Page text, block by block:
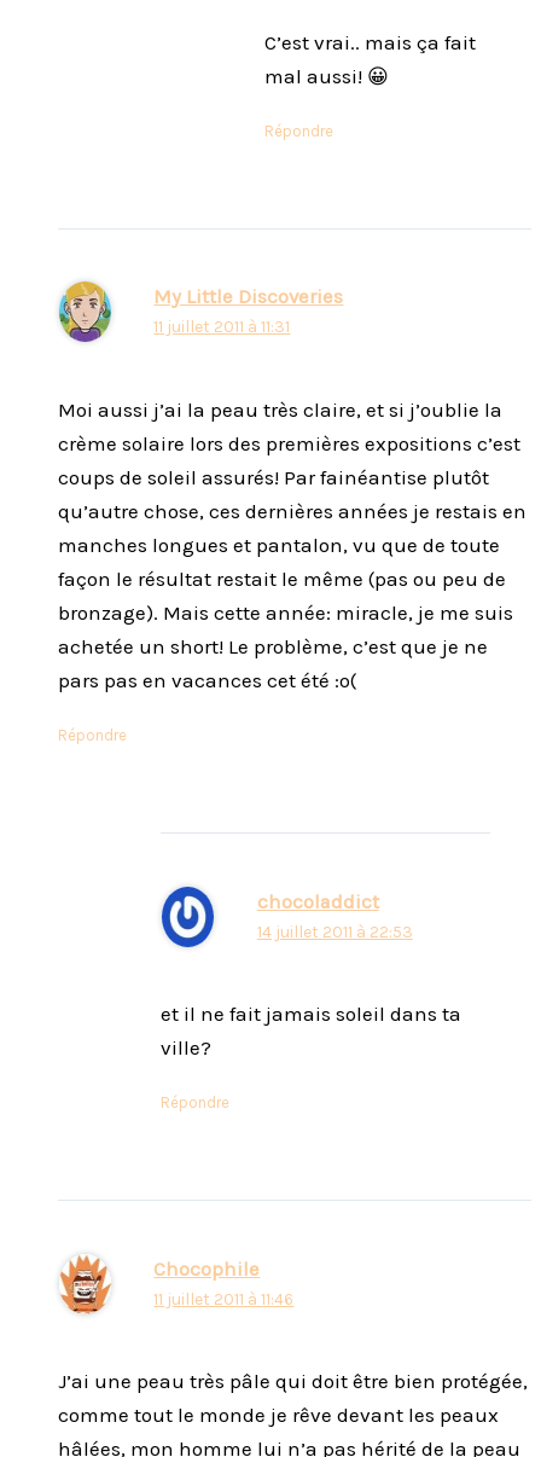
C’est vrai.. mais ça fait
mal aussi! 😀
Répondre
My Little Discoveries
11 juillet 2011 à 11:31
Moi aussi j’ai la peau très claire, et si j’oublie la
crème solaire lors des premières expositions c’est
coups de soleil assurés! Par fainéantise plutôt
qu’autre chose, ces dernières années je restais en
manches longues et pantalon, vu que de toute
façon le résultat restait le même (pas ou peu de
bronzage). Mais cette année: miracle, je me suis
achetée un short! Le problème, c’est que je ne
pars pas en vacances cet été :o(
Répondre
chocoladdict
14 juillet 2011 à 22:53
et il ne fait jamais soleil dans ta
ville?
Répondre
Chocophile
11 juillet 2011 à 11:46
J’ai une peau très pâle qui doit être bien protégée,
comme tout le monde je rêve devant les peaux
hâlées, mon homme lui n’a pas hérité de la peau